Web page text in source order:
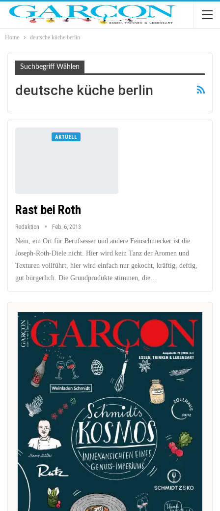
Home deutsche küche berlin
Suchbegriff Wählen
deutsche küche berlin
AKTUELL
Rast bei Roth
Redaktion Feb. 6, 2013
Nein, ein Ort für Berufsesser und andere Feinschmecker ist die
Joseph-Roth-Diele nicht. Hier wird kein Tanz der Aromen und
Texturen vollführt, hier wird einfach nur gekocht, kräftig, deftig,
gut bürgerlich. Die Grundprodukte stimmen, die…